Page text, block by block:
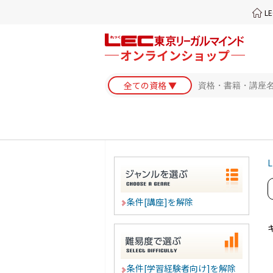
条件[講座]を解除
条件[学習経験者向け]を解除